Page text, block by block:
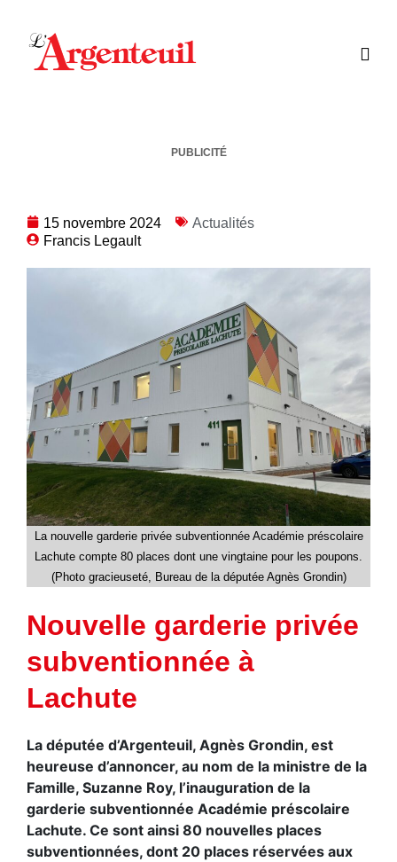
PUBLICITÉ
15 novembre 2024
Actualités
Francis Legault
La nouvelle garderie privée subventionnée Académie préscolaire
Lachute compte 80 places dont une vingtaine pour les poupons.
(Photo gracieuseté, Bureau de la députée Agnès Grondin)
Nouvelle garderie privée
subventionnée à
Lachute
La députée d’Argenteuil, Agnès Grondin, est
heureuse d’annoncer, au nom de la ministre de la
Famille, Suzanne Roy, l’inauguration de la
garderie subventionnée Académie préscolaire
Lachute. Ce sont ainsi 80 nouvelles places
subventionnées, dont 20 places réservées aux